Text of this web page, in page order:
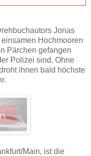
Jonas
Hochmooren
Pärchen gefangen
Polizei sind. Ohne
ihnen bald höchste
Main, ist die